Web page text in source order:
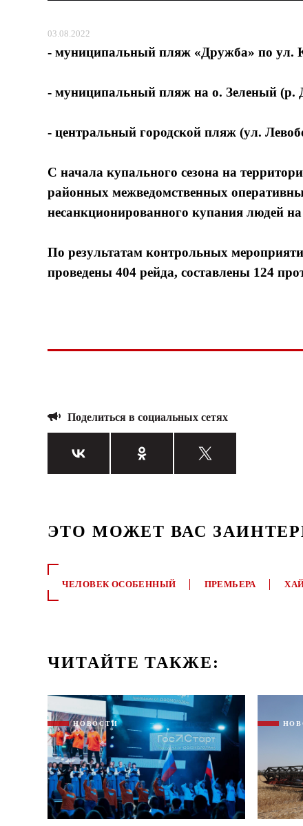
03.08.2022
- муниципальный пляж «Дружба» по ул.
- муниципальный пляж на о. Зеленый (р.
- центральный городской пляж (ул.
С начала купального сезона на
районных межведомственных
несанкционированного купания людей
По результатам контрольных
проведены 404 рейда, составлены 124
Поделиться в социальных сетях
ЭТО МОЖЕТ ВАС
ЧЕЛОВЕК ОСОБЕННЫЙ ПРЕМЬЕРА
ЧИТАЙТЕ ТАКЖЕ:
НОВОСТИ